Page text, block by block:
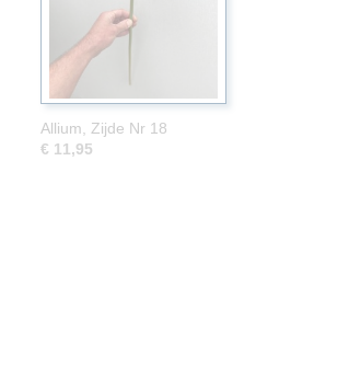
Allium, Zijde Nr 18
€ 11,95